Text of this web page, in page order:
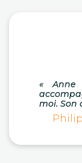
« Anne
moi. Son